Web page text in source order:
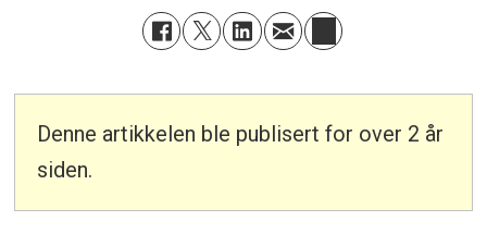
Denne artikkelen ble publisert for over 2 år
siden.